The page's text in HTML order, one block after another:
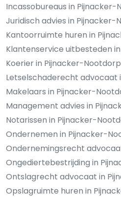
Incassobureaus in Pijnacker-
Juridisch advies in Pijnacker-
Kantoorruimte huren in
Klantenservice uitbesteden
Koerier in Pijnacker-Nootdorp
Letselschaderecht advocaat
Makelaars in Pijnacker-
Management advies in
Notarissen in Pijnacker-
Ondernemen in Pijnacker-
Ondernemingsrecht
Ongediertebestrijding in
Ontslagrecht advocaat in
Opslagruimte huren in